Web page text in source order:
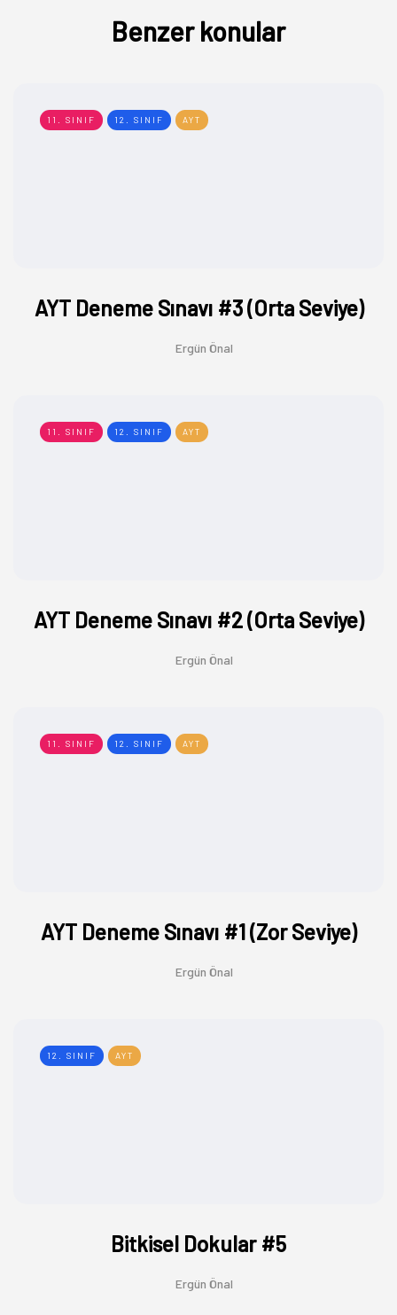
Benzer konular
11. SINIF 12. SINIF AYT
AYT Deneme Sınavı #3 (Orta Seviye)
Ergün Önal
11. SINIF 12. SINIF AYT
AYT Deneme Sınavı #2 (Orta Seviye)
Ergün Önal
11. SINIF 12. SINIF AYT
AYT Deneme Sınavı #1 (Zor Seviye)
Ergün Önal
12. SINIF AYT
Bitkisel Dokular #5
Ergün Önal